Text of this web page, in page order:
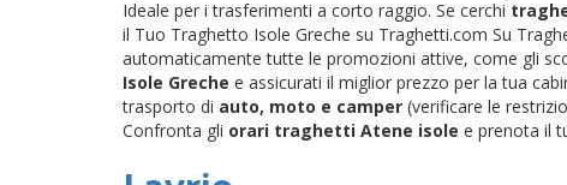
Ideale per i trasferimenti a corto raggio. Se cerchi
il Tuo Traghetto Isole Greche su Traghetti.com Su
automaticamente tutte le promozioni attive, come gli
Isole Greche e assicurati il miglior prezzo per la tua
trasporto di auto, moto e camper (verificare le
Confronta gli orari traghetti Atene isole e prenota il